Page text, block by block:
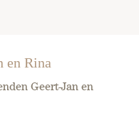
en Rina
Geert-Jan en